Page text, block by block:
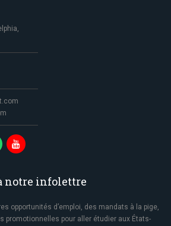
notre infolettre
opportunités d’emploi, des mandats à la pige,
promotionnelles pour aller étudier aux États-